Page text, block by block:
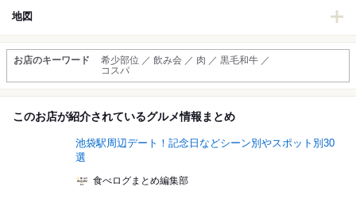
地図
お店のキーワード
希少部位 ／ 飲み会 ／ 肉 ／ 黒毛和牛 ／
コスパ
このお店が紹介されているグルメ情報まとめ
池袋駅周辺デート！記念日などシーン別やスポット別30
選
食べログまとめ編集部